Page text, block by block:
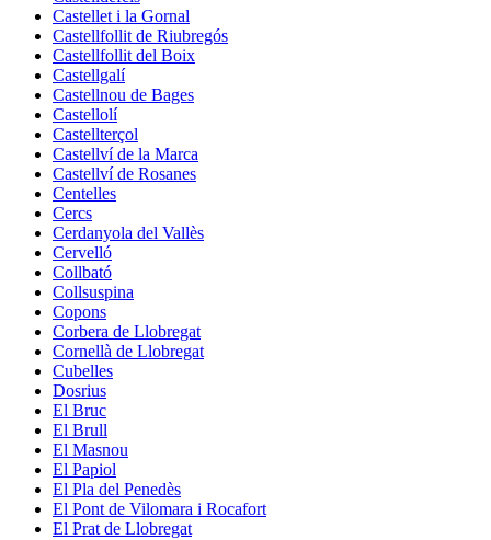
Castellet i la Gornal
Castellfollit de Riubregós
Castellfollit del Boix
Castellgalí
Castellnou de Bages
Castellolí
Castellterçol
Castellví de la Marca
Castellví de Rosanes
Centelles
Cercs
Cerdanyola del Vallès
Cervelló
Collbató
Collsuspina
Copons
Corbera de Llobregat
Cornellà de Llobregat
Cubelles
Dosrius
El Bruc
El Brull
El Masnou
El Papiol
El Pla del Penedès
El Pont de Vilomara i Rocafort
El Prat de Llobregat